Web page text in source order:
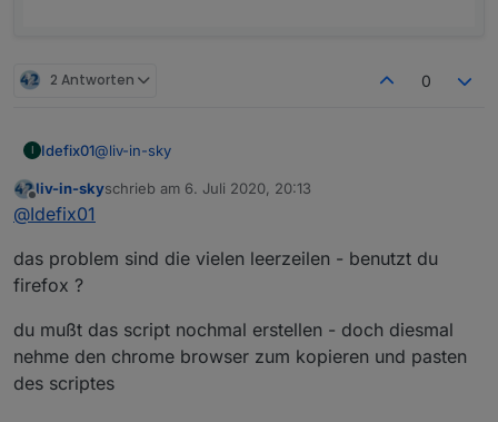
2 Antworten 0
Idefix01@liv-in-sky
Offline
liv-in-skyschrieb am 6. Juli 2020, 20:13
zuletzt editiert von
@Idefix01
das problem sind die vielen leerzeilen - benutzt du
firefox ?
du mußt das script nochmal erstellen - doch diesmal
nehme den chrome browser zum kopieren und pasten
des scriptes